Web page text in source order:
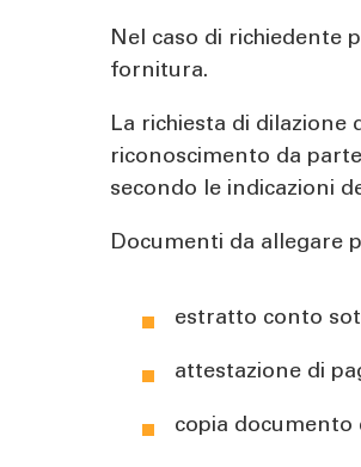
Nel caso di richiedente
fornitura.
La richiesta di dilazione
riconoscimento da
secondo le indicazioni
Documenti da allegare
estratto conto
attestazione di
copia documento